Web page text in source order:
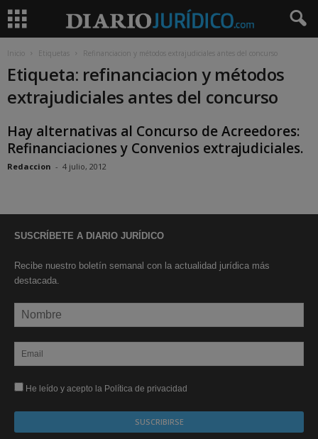
Inicio Etiquetas Refinanciacion y métodos extrajudiciales antes del concurso
Etiqueta: refinanciacion y métodos
extrajudiciales antes del concurso
Hay alternativas al Concurso de Acreedores:
Refinanciaciones y Convenios extrajudiciales.
Redaccion - 4 julio, 2012
SUSCRÍBETE A DIARIO JURÍDICO
Recibe nuestro boletín semanal con la actualidad jurídica más
destacada.
He leído y acepto la Política de privacidad